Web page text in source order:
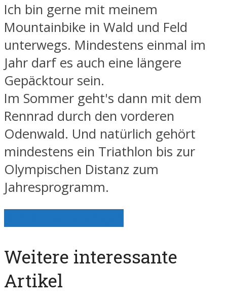
Ich bin gerne mit meinem
Mountainbike in Wald und Feld
unterwegs. Mindestens einmal im
Jahr darf es auch eine längere
Gepäcktour sein.
Im Sommer geht's dann mit dem
Rennrad durch den vorderen
Odenwald. Und natürlich gehört
mindestens ein Triathlon bis zur
Olympischen Distanz zum
Jahresprogramm.
Weitere interessante
Artikel